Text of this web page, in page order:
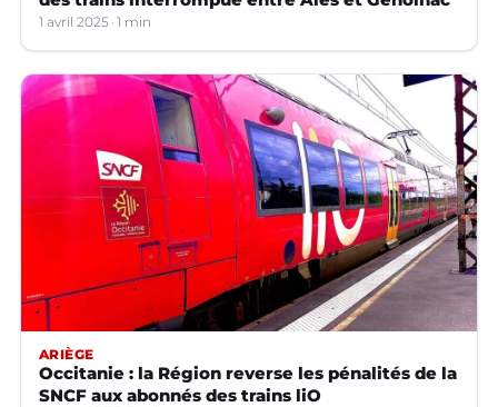
1 avril 2025 1 min
ARIÈGE
Occitanie : la Région reverse les pénalités de la
SNCF aux abonnés des trains liO